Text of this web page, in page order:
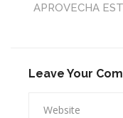
APROVECHA
Leave Your